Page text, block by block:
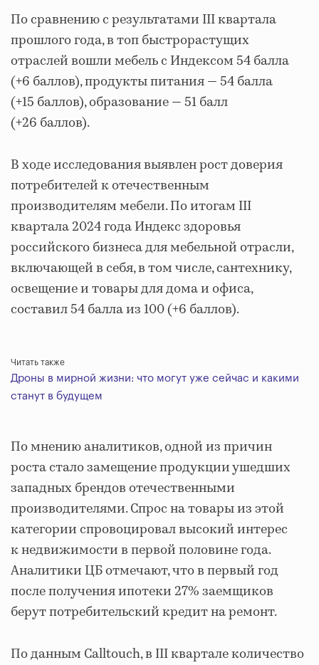
По сравнению с результатами III квартала
прошлого года, в топ быстрорастущих
отраслей вошли мебель с Индексом 54 балла
(+6 баллов), продукты питания — 54 балла
(+15 баллов), образование — 51 балл
(+26 баллов).
В ходе исследования выявлен рост доверия
потребителей к отечественным
производителям мебели. По итогам III
квартала 2024 года Индекс здоровья
российского бизнеса для мебельной отрасли,
включающей в себя, в том числе, сантехнику,
освещение и товары для дома и офиса,
составил 54 балла из 100 (+6 баллов).
Читать также
Дроны в мирной жизни: что могут уже сейчас и какими
станут в будущем
По мнению аналитиков, одной из причин
роста стало замещение продукции ушедших
западных брендов отечественными
производителями. Спрос на товары из этой
категории спровоцировал высокий интерес
к недвижимости в первой половине года.
Аналитики ЦБ отмечают, что в первый год
после получения ипотеки 27% заемщиков
берут потребительский кредит на ремонт.
По данным Calltouch, в III квартале количество